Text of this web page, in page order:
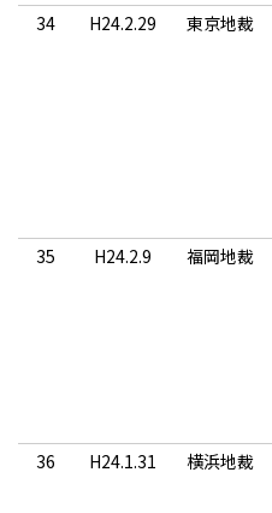
34
H24.2.29 東京地裁
35
H24.2.9 福岡地裁
36
H24.1.31 横浜地裁